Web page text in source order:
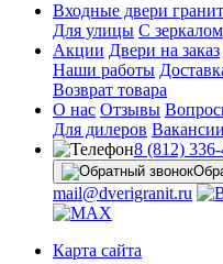
Входные двери гранит
Для улицы С зеркалом
Акции Двери на заказ
Наши работы
Возврат товара
О нас Отзывы
Для дилеров Вакансии
8 (812)
mail@dverigranit.ru
Карта сайта